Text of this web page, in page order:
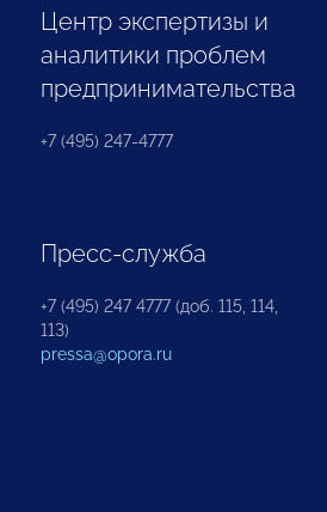
Центр экспертизы и
аналитики проблем
предпринимательства
+7 (495) 247-4777
Пресс-служба
+7 (495) 247 4777 (доб. 115, 114,
113)
pressa@opora.ru